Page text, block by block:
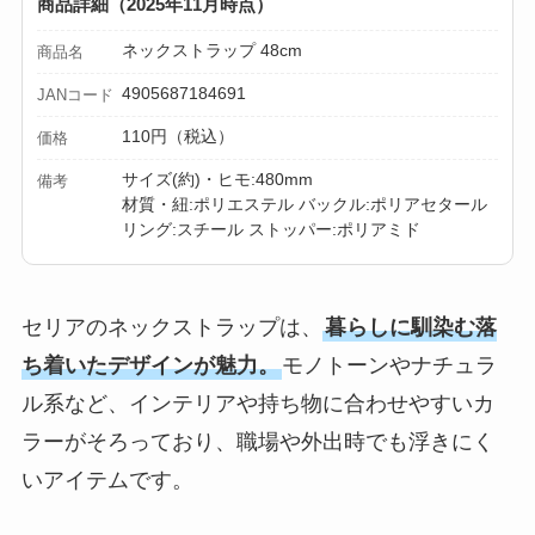
商品名 ネックストラップ 48cm
JANコード 4905687184691
価格 110円（税込）
備考
サイズ(約)・ヒモ:480mm
材質・紐:ポリエステル バックル:ポリアセタール
リング:スチール ストッパー:ポリアミド
セリアのネックストラップは、 暮らしに馴染む落
ち着いたデザインが魅力。モノトーンやナチュラ
ル系など、インテリアや持ち物に合わせやすいカ
ラーがそろっており、職場や外出時でも浮きにく
いアイテムです。